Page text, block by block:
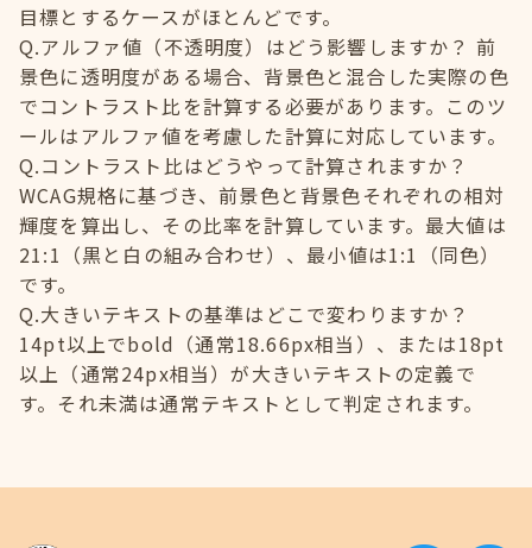
目標とするケースがほとんどです。
Q.アルファ値（不透明度）はどう影響しますか？ 前
景色に透明度がある場合、背景色と混合した実際の色
でコントラスト比を計算する必要があります。このツ
ールはアルファ値を考慮した計算に対応しています。
Q.コントラスト比はどうやって計算されますか？
WCAG規格に基づき、前景色と背景色それぞれの相対
輝度を算出し、その比率を計算しています。最大値は
21:1（黒と白の組み合わせ）、最小値は1:1（同色）
です。
Q.大きいテキストの基準はどこで変わりますか？
14pt以上でbold（通常18.66px相当）、または18pt
以上（通常24px相当）が大きいテキストの定義で
す。それ未満は通常テキストとして判定されます。